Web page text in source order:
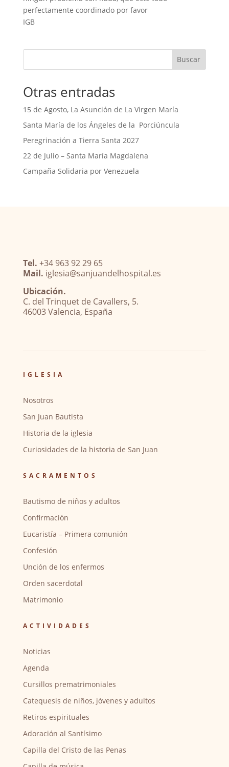
perfectamente coordinado por favor
IGB
Buscar
Otras entradas
15 de Agosto, La Asunción de La Virgen María
Santa María de los Ángeles de la Porciúncula
Peregrinación a Tierra Santa 2027
22 de Julio – Santa María Magdalena
Campaña Solidaria por Venezuela
Tel. +34 963 92 29 65
Mail. iglesia@sanjuandelhospital.es
Ubicación.
C. del Trinquet de Cavallers, 5.
46003 Valencia, España
IGLESIA
Nosotros
San Juan Bautista
Historia de la iglesia
Curiosidades de la historia de San Juan
SACRAMENTOS
Bautismo de niños y adultos
Confirmación
Eucaristía – Primera comunión
Confesión
Unción de los enfermos
Orden sacerdotal
Matrimonio
ACTIVIDADES
Noticias
Agenda
Cursillos prematrimoniales
Catequesis de niños, jóvenes y adultos
Retiros espirituales
Adoración al Santísimo
Capilla del Cristo de las Penas